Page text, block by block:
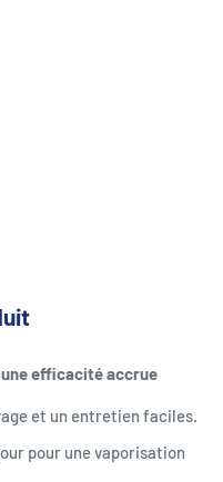
efficacité accrue
et un entretien faciles.
pour une vaporisation